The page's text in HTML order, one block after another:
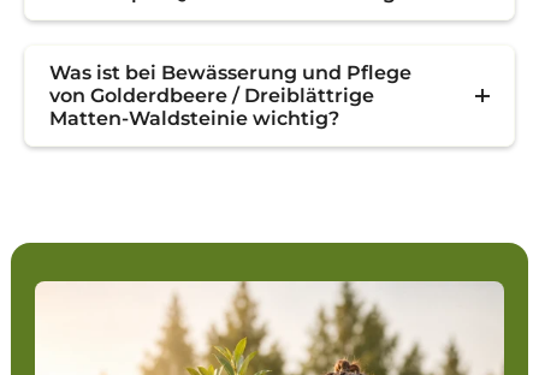
Was ist bei Bewässerung und Pflege
von Golderdbeere / Dreiblättrige
Matten-Waldsteinie wichtig?